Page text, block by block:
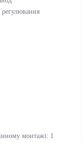
монтажі: 1